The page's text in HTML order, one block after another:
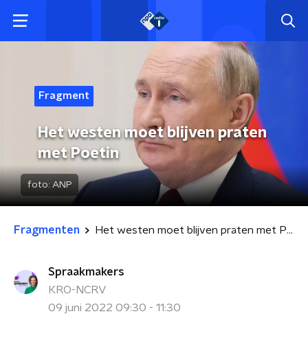
Fragment
Het westen moet blijven praten
met Poetin
foto: ANP
Fragmenten Het westen moet blijven praten met Poetin
Spraakmakers
KRO-NCRV
09 juni 2022 09:30 - 11:30